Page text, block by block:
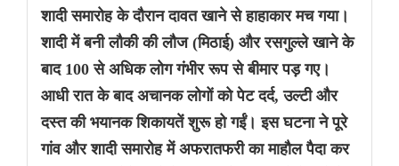
शादी समारोह के दौरान दावत खाने से हाहाकार मच गया।
शादी में बनी लौकी की लौज (मिठाई) और रसगुल्ले खाने के
बाद 100 से अधिक लोग गंभीर रूप से बीमार पड़ गए।
आधी रात के बाद अचानक लोगों को पेट दर्द, उल्टी और
दस्त की भयानक शिकायतें शुरू हो गईं। इस घटना ने पूरे
गांव और शादी समारोह में अफरातफरी का माहौल पैदा कर